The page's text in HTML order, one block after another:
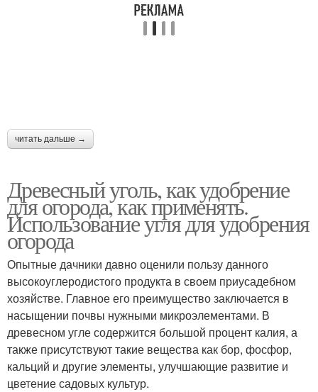
читать дальше →
Древесный уголь, как удобрение
для огорода, как применять.
Использование угля для удобрения
огорода
Опытные дачники давно оценили пользу данного
высокоуглеродистого продукта в своем приусадебном
хозяйстве. Главное его преимущество заключается в
насыщении почвы нужными микроэлементами. В
древесном угле содержится большой процент калия, а
также присутствуют такие вещества как бор, фосфор,
кальций и другие элементы, улучшающие развитие и
цветение садовых культур.